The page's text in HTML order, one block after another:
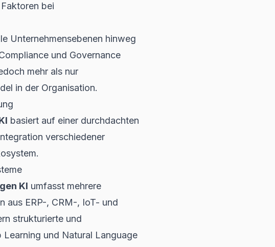
bei
Unternehmensebenen hinweg
und Governance
mehr als nur
in der Organisation.
basiert auf einer durchdachten
verschiedener
KI umfasst mehrere
aus ERP-, CRM-, IoT- und
strukturierte und
und Natural Language